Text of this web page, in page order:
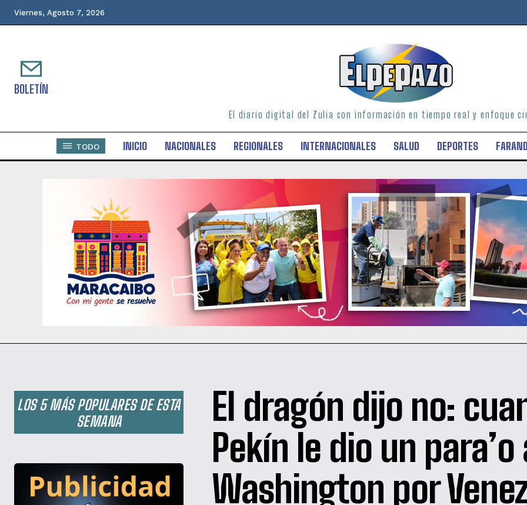
Viernes, Agosto 7, 2026
BOLETÍN
El diario digital del Zulia con información en tiempo real y enfoque
TODO INICIO NACIONALES REGIONALES INTERNACIONALES SALUD DEPORTES
LOS 5 MÁS POPULARES DE ESTA
SEMANA
El dragón dijo no:
Pekín le dio un para’o
Washington por